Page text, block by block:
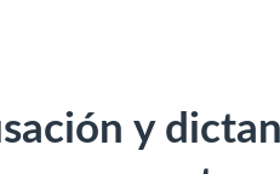
y